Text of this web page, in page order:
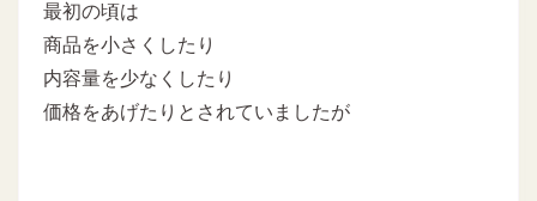
最初の頃は
商品を小さくしたり
内容量を少なくしたり
価格をあげたりとされていましたが